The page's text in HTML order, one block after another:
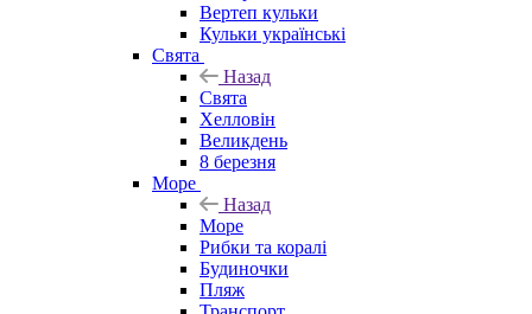
Вертеп кульки
Кульки українські
Свята
Назад
Свята
Хелловін
Великдень
8 березня
Море
Назад
Море
Рибки та коралі
Будиночки
Пляж